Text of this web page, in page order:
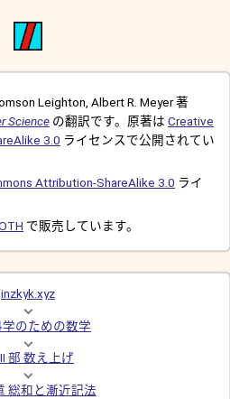
Leighton, Albert R. Meyer 著
Science の翻訳です。原著は Creative
3.0 ライセンスで公開されてい
Attribution-ShareAlike 3.0 ライ
で販売しています。
inzkyk.xyz
のための数学
部 数え上げ
総和と漸近記法